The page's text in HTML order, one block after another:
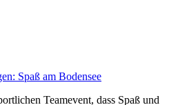
Spaß am Bodensee
Teamevent, dass Spaß und